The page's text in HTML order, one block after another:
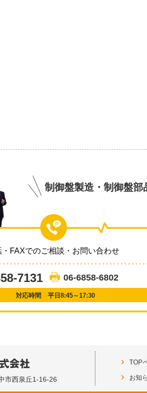
制御盤製造・制御盤
・FAXでのご相談・お問い合わせ
7131 06-6858-6802
対応時間 平日8:45～17:30
市西泉丘1-16-26
TOP
お知